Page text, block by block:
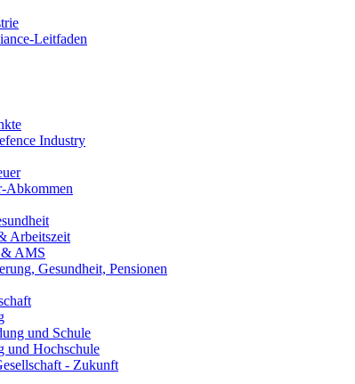
Leitfaden
Industry
Abkommen
Arbeitszeit
& AMS
Gesundheit, Pensionen
und Schule
und Hochschule
- Zukunft